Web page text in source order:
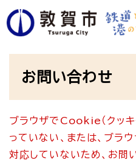
ペ
ー
す
メニューを
お問い合わせ
ブラウザでCookie（クッキ
っていない、または、ブラ
対応していないため、お問